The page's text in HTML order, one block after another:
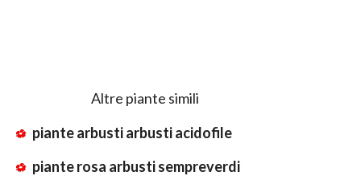
Altre piante simili
piante arbusti arbusti acidofile
piante rosa arbusti sempreverdi